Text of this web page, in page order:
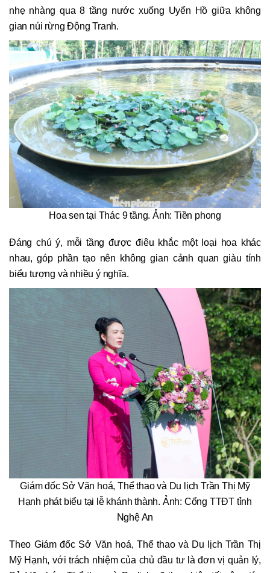
nhẹ nhàng qua 8 tầng nước xuống Uyển Hồ giữa không
gian núi rừng Động Tranh.
Hoa sen tại Thác 9 tầng. Ảnh: Tiền phong
Đáng chú ý, mỗi tầng được điêu khắc một loại hoa khác
nhau, góp phần tạo nên không gian cảnh quan giàu tính
biểu tượng và nhiều ý nghĩa.
Giám đốc Sở Văn hoá, Thể thao và Du lịch Trần Thị Mỹ
Hạnh phát biểu tại lễ khánh thành. Ảnh: Cổng TTĐT tỉnh
Nghệ An
Theo Giám đốc Sở Văn hoá, Thể thao và Du lịch Trần Thị
Mỹ Hạnh, với trách nhiệm của chủ đầu tư là đơn vị quản lý,